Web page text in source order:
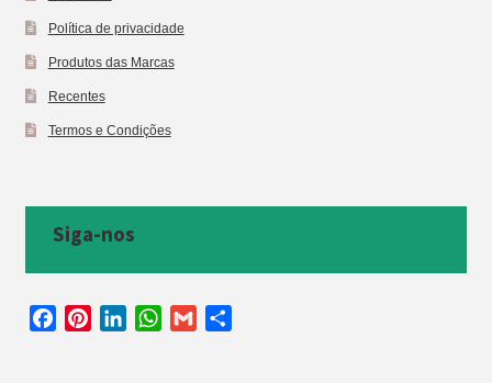
Política de privacidade
Produtos das Marcas
Recentes
Termos e Condições
Siga-nos
W